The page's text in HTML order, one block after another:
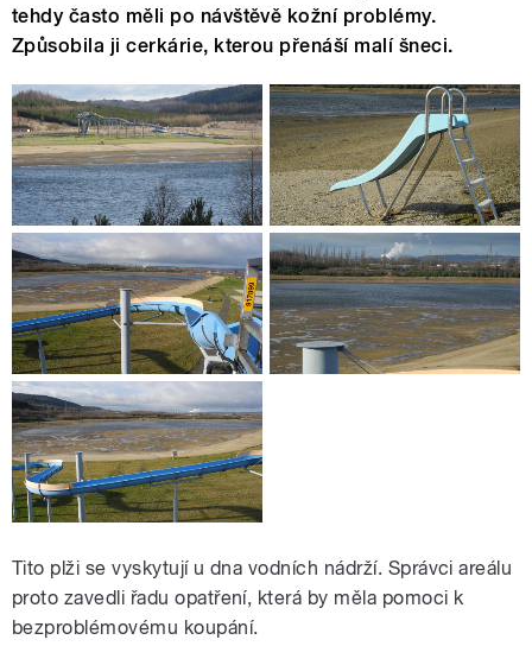
tehdy často měli po návštěvě kožní problémy.
Způsobila ji cerkárie, kterou přenáší malí šneci.
Tito plži se vyskytují u dna vodních nádrží. Správci areálu
proto zavedli řadu opatření, která by měla pomoci k
bezproblémovému koupání.